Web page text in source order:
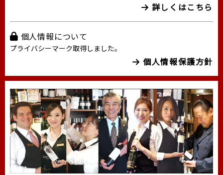
詳しくはこちら
個人情報について
プライバシーマーク取得しました。
個人情報保護方針